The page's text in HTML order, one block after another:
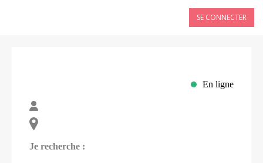
SE CONNECTER
En ligne
Je recherche :